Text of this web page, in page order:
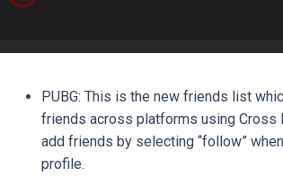
PUBG: This is the new friends list
friends across platforms using Cross
add friends by selecting “follow”
profile.